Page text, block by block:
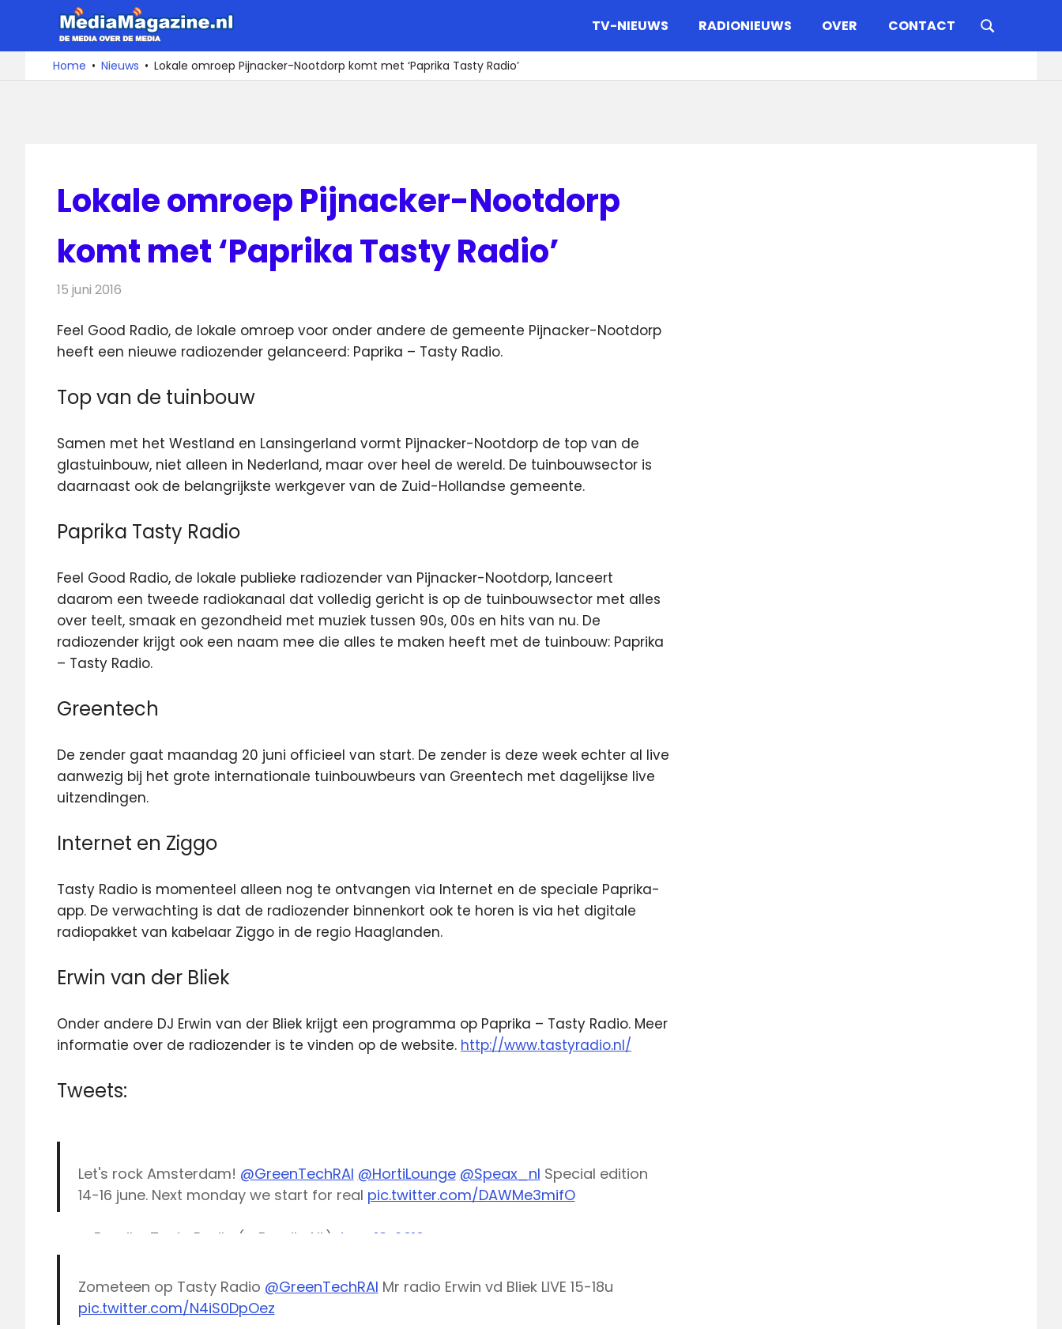
de
De
media
over
TV-NIEUWS RADIONIEUWS OVER CONTACT
Home Nieuws Lokale omroep Pijnacker-Nootdorp komt met ‘Paprika Tasty Radio’
Lokale omroep Pijnacker-Nootdorp
komt met ‘Paprika Tasty Radio’
15 juni 2016
Feel Good Radio, de lokale omroep voor onder andere de gemeente Pijnacker-Nootdorp
heeft een nieuwe radiozender gelanceerd: Paprika – Tasty Radio.
Top van de tuinbouw
Samen met het Westland en Lansingerland vormt Pijnacker-Nootdorp de top van de
glastuinbouw, niet alleen in Nederland, maar over heel de wereld. De tuinbouwsector is
daarnaast ook de belangrijkste werkgever van de Zuid-Hollandse gemeente.
Paprika Tasty Radio
Feel Good Radio, de lokale publieke radiozender van Pijnacker-Nootdorp, lanceert
daarom een tweede radiokanaal dat volledig gericht is op de tuinbouwsector met alles
over teelt, smaak en gezondheid met muziek tussen 90s, 00s en hits van nu. De
radiozender krijgt ook een naam mee die alles te maken heeft met de tuinbouw: Paprika
– Tasty Radio.
Greentech
De zender gaat maandag 20 juni officieel van start. De zender is deze week echter al live
aanwezig bij het grote internationale tuinbouwbeurs van Greentech met dagelijkse live
uitzendingen.
Internet en Ziggo
Tasty Radio is momenteel alleen nog te ontvangen via Internet en de speciale Paprika-
app. De verwachting is dat de radiozender binnenkort ook te horen is via het digitale
radiopakket van kabelaar Ziggo in de regio Haaglanden.
Erwin van der Bliek
Onder andere DJ Erwin van der Bliek krijgt een programma op Paprika – Tasty Radio. Meer
informatie over de radiozender is te vinden op de website. http://www.tastyradio.nl/
Tweets:
Let's rock Amsterdam! @GreenTechRAI @HortiLounge @Speax_nl Special edition
14-16 june. Next monday we start for real pic.twitter.com/DAWMe3mifO
— Paprika Tasty Radio (@PaprikaNL) June 13, 2016
Zometeen op Tasty Radio @GreenTechRAI Mr radio Erwin vd Bliek LIVE 15-18u
pic.twitter.com/N4iS0DpOez